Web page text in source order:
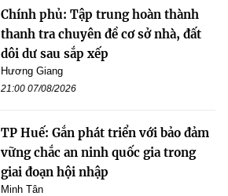
Chính phủ: Tập trung hoàn thành
thanh tra chuyên đề cơ sở nhà, đất
dôi dư sau sắp xếp
Hương Giang
21:00 07/08/2026
TP Huế: Gắn phát triển với bảo đảm
vững chắc an ninh quốc gia trong
giai đoạn hội nhập
Minh Tân